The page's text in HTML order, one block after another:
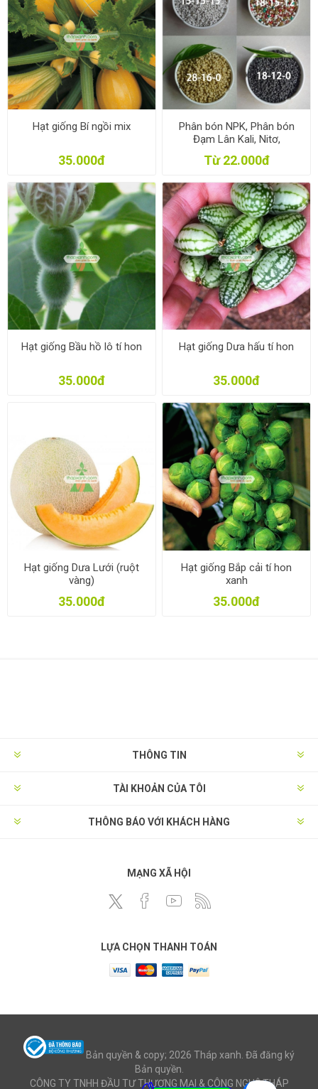
Hạt giống Bí ngồi mix
35.000đ
Phân bón NPK, Phân bón
Đạm Lân Kali, Nitơ,
Phosphate, Kali, Phân bón
tổng hợp
Từ 22.000đ
Hạt giống Bầu hồ lô tí hon
35.000đ
Hạt giống Dưa hấu tí hon
35.000đ
Hạt giống Dưa Lưới (ruột
vàng)
35.000đ
Hạt giống Bắp cải tí hon
xanh
35.000đ
THÔNG TIN
TÀI KHOẢN CỦA TÔI
THÔNG BÁO VỚI KHÁCH HÀNG
MẠNG XÃ HỘI
LỰA CHỌN THANH TOÁN
Bản quyền & copy; 2026 Tháp xanh. Đã đăng ký
Bản quyền.
CÔNG TY TNHH ĐẦU TƯ THƯƠNG MẠI & CÔNG NGHỆ THÁP